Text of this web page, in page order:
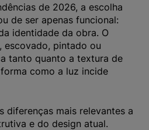
de 2026, a escolha
de ser apenas funcional:
identidade da obra. O
pintado ou
tanto quanto a textura de
como a luz incide
diferenças mais relevantes a
e do design atual.